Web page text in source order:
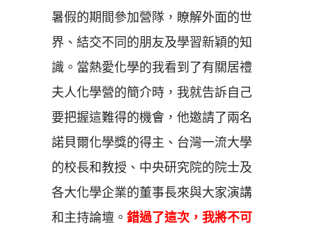
暑假的期間參加營隊，瞭解外面的世
界、結交不同的朋友及學習新穎的知
識。當熱愛化學的我看到了有關居禮
夫人化學營的簡介時，我就告訴自己
要把握這難得的機會，他邀請了兩名
諾貝爾化學獎的得主、台灣一流大學
的校長和教授、中央研究院的院士及
各大化學企業的董事長來與大家演講
和主持論壇。 錯過了這次，我將不可